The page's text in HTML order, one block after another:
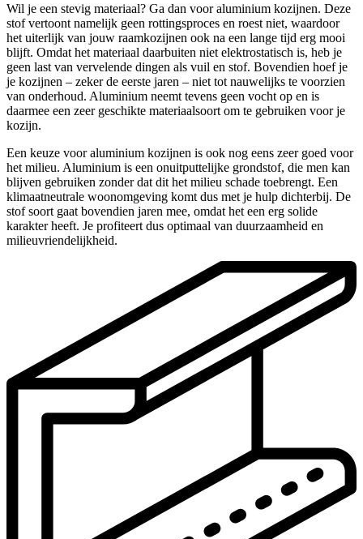
Wil je een stevig materiaal? Ga dan voor aluminium kozijnen. Deze
stof vertoont namelijk geen rottingsproces en roest niet, waardoor
het uiterlijk van jouw raamkozijnen ook na een lange tijd erg mooi
blijft. Omdat het materiaal daarbuiten niet elektrostatisch is, heb je
geen last van vervelende dingen als vuil en stof. Bovendien hoef je
je kozijnen – zeker de eerste jaren – niet tot nauwelijks te voorzien
van onderhoud. Aluminium neemt tevens geen vocht op en is
daarmee een zeer geschikte materiaalsoort om te gebruiken voor je
kozijn.
Een keuze voor aluminium kozijnen is ook nog eens zeer goed voor
het milieu. Aluminium is een onuitputtelijke grondstof, die men kan
blijven gebruiken zonder dat dit het milieu schade toebrengt. Een
klimaatneutrale woonomgeving komt dus met je hulp dichterbij. De
stof soort gaat bovendien jaren mee, omdat het een erg solide
karakter heeft. Je profiteert dus optimaal van duurzaamheid en
milieuvriendelijkheid.